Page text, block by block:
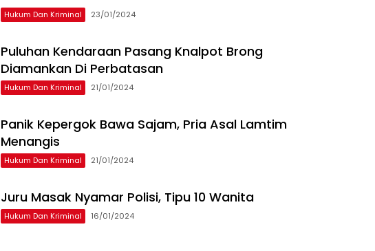
Hukum Dan Kriminal 23/01/2024
Puluhan Kendaraan Pasang Knalpot Brong
Diamankan Di Perbatasan
Hukum Dan Kriminal 21/01/2024
Panik Kepergok Bawa Sajam, Pria Asal Lamtim
Menangis
Hukum Dan Kriminal 21/01/2024
Juru Masak Nyamar Polisi, Tipu 10 Wanita
Hukum Dan Kriminal 16/01/2024